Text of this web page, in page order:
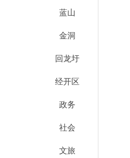
蓝山
金洞
回龙圩
经开区
政务
社会
文旅